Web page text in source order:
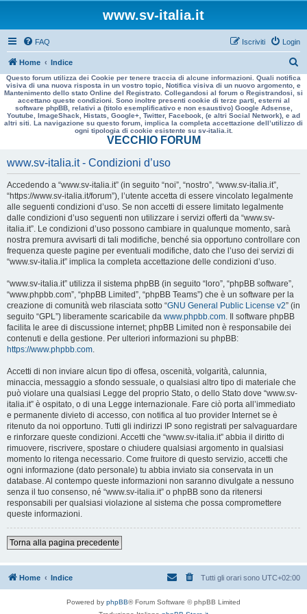
www.sv-italia.it
FAQ Login
Iscriviti
Home Indice
e
r
a
Questo forum utilizza dei Cookie per tenere traccia di alcune informazioni. Quali notifica
visiva di una nuova risposta in un vostro topic, Notifica visiva di un nuovo argomento, e
Mantenimento dello stato Online del Registrato. Collegandosi al forum o Registrandosi, si
accettano queste condizioni. Sono inoltre presenti cookie di terze parti, esterni al
software phpBB, relativi a (titolo esemplificativo e non esaustivo) Google Adsense,
Youtube, ImageShack, Histats, Google+, Twitter, Facebook, (e altri Social Network), e ad
altri siti. La navigazione su questo forum, implica la completa accettazione dell’utilizzo di
ogni tipologia di cookie esistente su sv-italia.it.
VECCHIO FORUM
www.sv-italia.it - Condizioni d’uso
Accedendo a “www.sv-italia.it” (in seguito “noi”, “nostro”, “www.sv-italia.it”,
“https://www.sv-italia.it/forum”), l’utente accetta di essere vincolato legalmente
alle seguenti condizioni d’uso. Se non accetti di essere limitato legalmente
dalle condizioni d’uso seguenti non utilizzare i servizi offerti da “www.sv-
italia.it”. Le condizioni d’uso possono cambiare in qualunque momento, sarà
nostra premura avvisarti di tali modifiche, benché sia opportuno controllare con
frequenza queste pagine per eventuali modifiche, dato che l’uso dei servizi di
“www.sv-italia.it” implica la completa accettazione delle condizioni d’uso.
“www.sv-italia.it” utilizza il sistema phpBB (in seguito “loro”, “phpBB software”,
“www.phpbb.com”, “phpBB Limited”, “phpBB Teams”) che è un software per la
creazione di comunità web rilasciata sotto “GNU General Public License v2” (in
seguito “GPL”) liberamente scaricabile da www.phpbb.com. Il software phpBB
facilita le aree di discussione internet; phpBB Limited non è responsabile dei
contenuti e della gestione. Per ulteriori informazioni su phpBB:
https://www.phpbb.com.
Accetti di non inviare alcun tipo di offesa, oscenità, volgarità, calunnia,
minaccia, messaggio a sfondo sessuale, o qualsiasi altro tipo di materiale che
può violare una qualsiasi Legge del proprio Stato, o dello Stato dove “www.sv-
italia.it” è ospitato, o di una Legge internazionale. Fare ciò porta all’immediato
e permanente divieto di accesso, con notifica al tuo provider Internet se è
ritenuto da noi opportuno. Tutti gli indirizzi IP sono registrati per salvaguardare
e rinforzare queste condizioni. Accetti che “www.sv-italia.it” abbia il diritto di
rimuovere, riscrivere, spostare o chiudere qualsiasi argomento in qualsiasi
momento lo ritenga necessario. Come fruitore di questo servizio, accetti che
ogni informazione (dato personale) tu abbia inviato sia conservata in un
database. Al contempo queste informazioni non saranno divulgate a nessuno
senza il tuo consenso, né “www.sv-italia.it” o phpBB sono da ritenersi
responsabili per qualsiasi violazione al sistema che possa compromettere
queste informazioni.
Torna alla pagina precedente
Home Indice Tutti gli orari sono UTC+02:00
Powered by phpBB® Forum Software © phpBB Limited